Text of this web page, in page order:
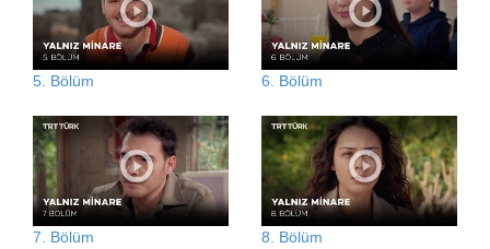
5. Bölüm 6. Bölüm
7. Bölüm 8. Bölüm